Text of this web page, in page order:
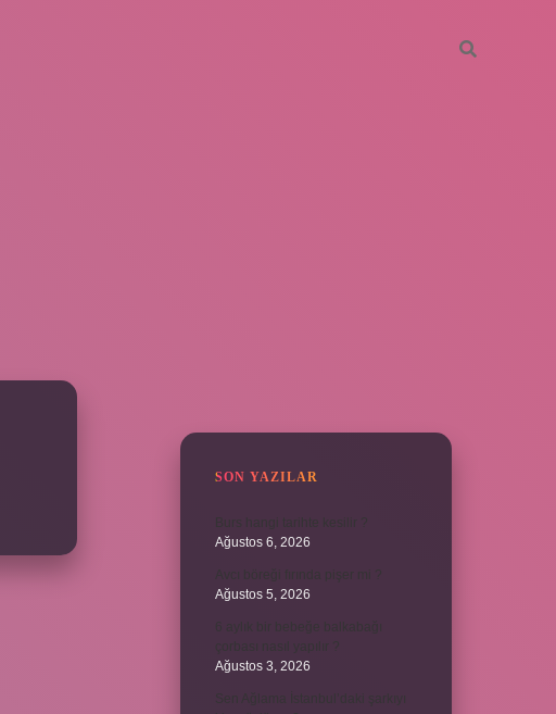
SON YAZILAR
Ağustos 6, 2026
Ağustos 5, 2026
Ağustos 3, 2026